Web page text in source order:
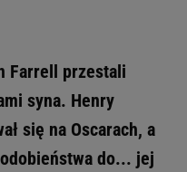
Farrell przestali
syna. Henry
się na Oscarach, a
do... jej